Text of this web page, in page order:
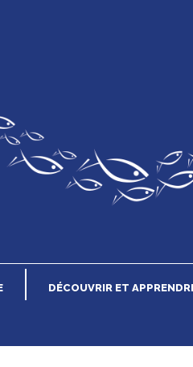
DÉCOUVRIR ET